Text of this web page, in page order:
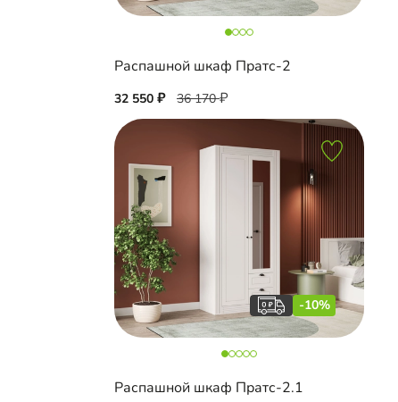
Распашной шкаф Пратс-2
32 550 36 170
-10%
Распашной шкаф Пратс-2.1